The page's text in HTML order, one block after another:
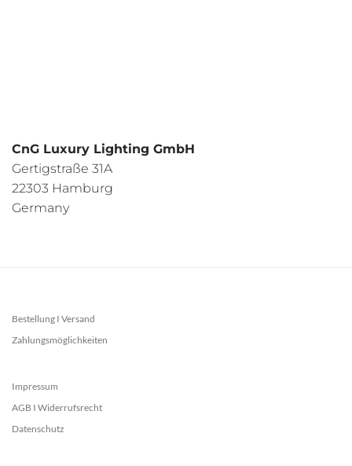
CnG Luxury Lighting GmbH
Gertigstraße 31A
22303 Hamburg
Germany
Bestellung I Versand
Zahlungsmöglichkeiten
Impressum
AGB I Widerrufsrecht
Datenschutz